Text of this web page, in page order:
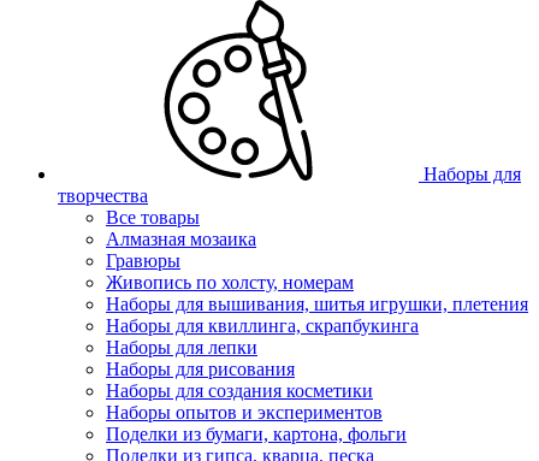
Наборы для
творчества
Все товары
Алмазная мозаика
Гравюры
Живопись по холсту, номерам
Наборы для вышивания, шитья игрушки, плетения
Наборы для квиллинга, скрапбукинга
Наборы для лепки
Наборы для рисования
Наборы для создания косметики
Наборы опытов и экспериментов
Поделки из бумаги, картона, фольги
Поделки из гипса, кварца, песка